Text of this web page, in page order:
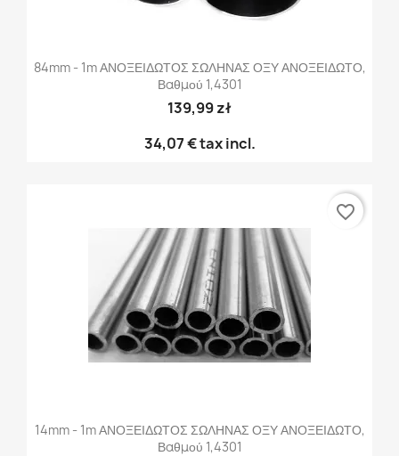
84mm - 1m ΑΝΟΞΕΙΔΩΤΟΣ ΣΩΛΗΝΑΣ ΟΞΥ ΑΝΟΞΕΙΔΩΤΟ,
Βαθμού 1,4301
139,99 zł
34,07 €tax incl.
14mm - 1m ΑΝΟΞΕΙΔΩΤΟΣ ΣΩΛΗΝΑΣ ΟΞΥ ΑΝΟΞΕΙΔΩΤΟ,
Βαθμού 1,4301
favorite_border